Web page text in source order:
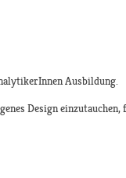
Ausbildung.
Design einzutauchen,